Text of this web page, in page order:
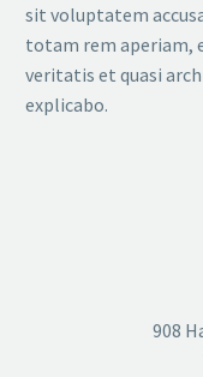
sit voluptatem
totam rem aperiam,
veritatis et quasi
explicabo.
908